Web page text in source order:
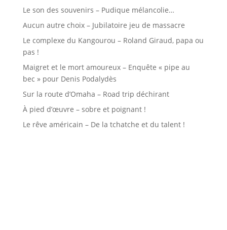
Le son des souvenirs – Pudique mélancolie…
Aucun autre choix – Jubilatoire jeu de massacre
Le complexe du Kangourou – Roland Giraud, papa ou
pas !
Maigret et le mort amoureux – Enquête « pipe au
bec » pour Denis Podalydès
Sur la route d’Omaha – Road trip déchirant
À pied d’œuvre – sobre et poignant !
Le rêve américain – De la tchatche et du talent !